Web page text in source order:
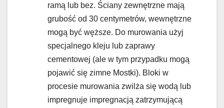
ramą lub bez. Ściany zewnętrzne mają
grubość od 30 centymetrów, wewnętrzne
mogą być węższe. Do murowania użyj
specjalnego kleju lub zaprawy
cementowej (ale w tym przypadku mogą
pojawić się zimne Mostki). Bloki w
procesie murowania zwilża się wodą lub
impregnuje impregnacją zatrzymującą